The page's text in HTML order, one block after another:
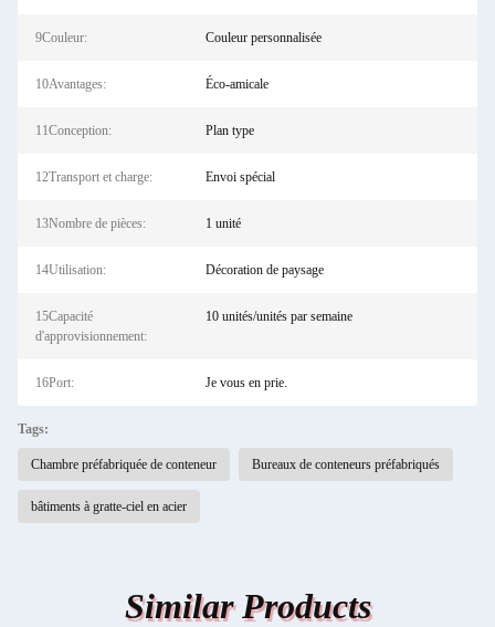
9Couleur: Couleur personnalisée
10Avantages: Éco-amicale
11Conception: Plan type
12Transport et charge: Envoi spécial
13Nombre de pièces: 1 unité
14Utilisation: Décoration de paysage
15Capacité
d'approvisionnement:
10 unités/unités par semaine
16Port: Je vous en prie.
Tags:
Chambre préfabriquée de conteneur Bureaux de conteneurs préfabriqués
bâtiments à gratte-ciel en acier
Similar Products